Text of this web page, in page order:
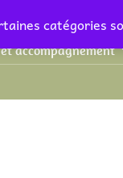
catégories
et accompagnement